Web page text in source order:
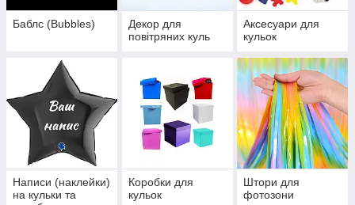
Баблс (Bubbles)
Декор для
повітряних куль
Аксесуари для
кульок
Написи (наклейки)
на кульки та
Коробки для
кульок
Штори для
фотозони